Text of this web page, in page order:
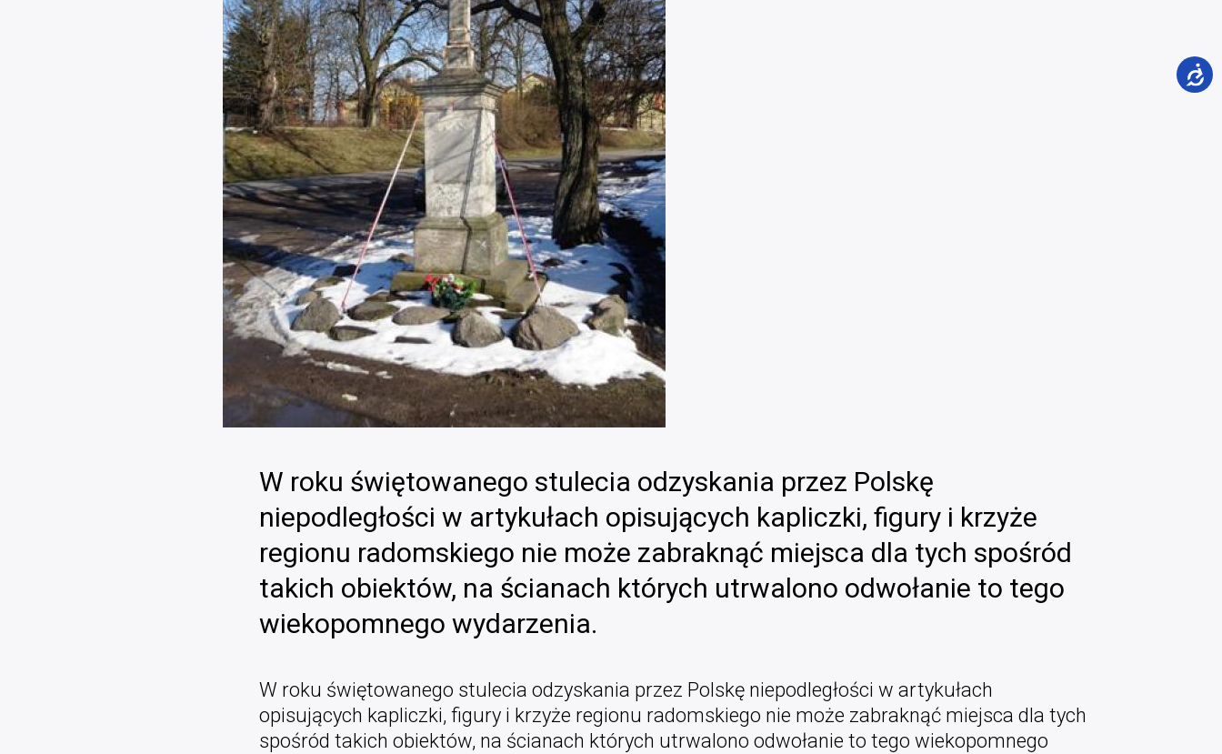
W roku świętowanego stulecia odzyskania przez Polskę
niepodległości w artykułach opisujących kapliczki, figury i krzyże
regionu radomskiego nie może zabraknąć miejsca dla tych spośród
takich obiektów, na ścianach których utrwalono odwołanie to tego
wiekopomnego wydarzenia.
W roku świętowanego stulecia odzyskania przez Polskę niepodległości w artykułach
opisujących kapliczki, figury i krzyże regionu radomskiego nie może zabraknąć miejsca dla tych
spośród takich obiektów, na ścianach których utrwalono odwołanie to tego wiekopomnego